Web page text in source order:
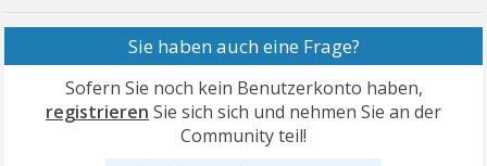
Sie haben auch eine Frage?
Sofern Sie noch kein Benutzerkonto haben,
registrieren Sie sich sich und nehmen Sie an der
Community teil!